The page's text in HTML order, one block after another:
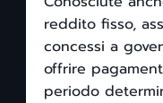
reddito fisso,
concessi a
offrire
periodo